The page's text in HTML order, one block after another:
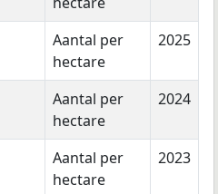
Aantal per
hectare
2025
Aantal per
hectare
2024
Aantal per
hectare
2023